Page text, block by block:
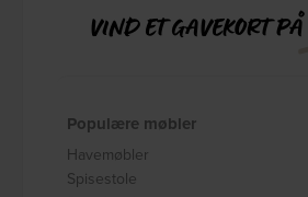
VIND ET GAVEKORT PÅ
Populære møbler
Havemøbler
Spisestole